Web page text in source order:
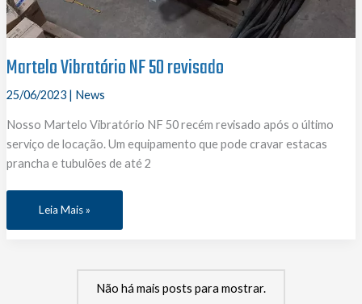
Martelo Vibratório NF 50 revisado
25/06/2023 | News
Nosso Martelo Vibratório NF 50 recém revisado após o último
serviço de locação. Um equipamento que pode cravar estacas
prancha e tubulões de até 2
Martelo
NF
Leia Mais »
Não há mais posts para mostrar.